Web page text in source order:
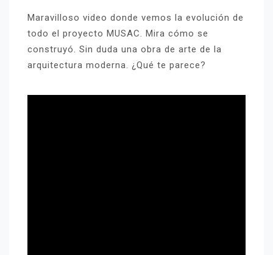
Maravilloso video donde vemos la evolución de
todo el proyecto MUSAC. Mira cómo se
construyó. Sin duda una obra de arte de la
arquitectura moderna. ¿Qué te parece?